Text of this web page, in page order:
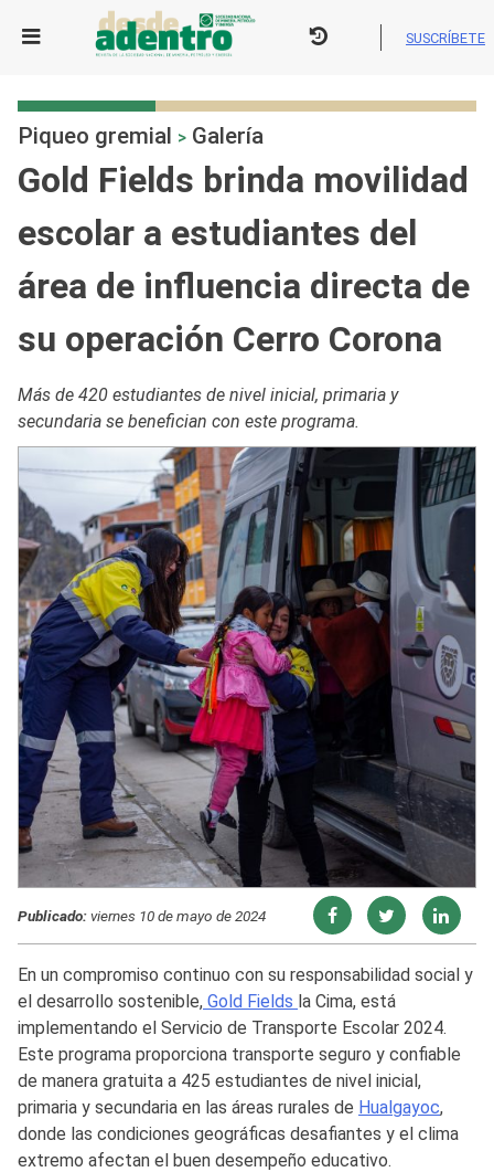
SUSCRÍBETE
Piqueo gremial > Galería
Gold Fields brinda movilidad
escolar a estudiantes del
área de influencia directa de
su operación Cerro Corona
Más de 420 estudiantes de nivel inicial, primaria y
secundaria se benefician con este programa.
Publicado:viernes 10 de mayo de 2024
En un compromiso continuo con su responsabilidad social y
el desarrollo sostenible, Gold Fields la Cima, está
implementando el Servicio de Transporte Escolar 2024.
Este programa proporciona transporte seguro y confiable
de manera gratuita a 425 estudiantes de nivel inicial,
primaria y secundaria en las áreas rurales de Hualgayoc,
donde las condiciones geográficas desafiantes y el clima
extremo afectan el buen desempeño educativo.